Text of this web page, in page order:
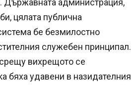
Държавната администрация,
цялата публична
бе безмилостно
служебен принципал.
вихрещото се
бяха удавени в назидателния